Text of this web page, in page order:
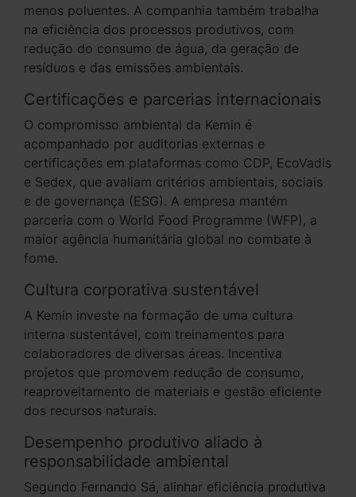
menos poluentes. A companhia também trabalha
na eficiência dos processos produtivos, com
redução do consumo de água, da geração de
resíduos e das emissões ambientais.
Certificações e parcerias internacionais
O compromisso ambiental da Kemin é
acompanhado por auditorias externas e
certificações em plataformas como CDP, EcoVadis
e Sedex, que avaliam critérios ambientais, sociais
e de governança (ESG). A empresa mantém
parceria com o World Food Programme (WFP), a
maior agência humanitária global no combate à
fome.
Cultura corporativa sustentável
A Kemin investe na formação de uma cultura
interna sustentável, com treinamentos para
colaboradores de diversas áreas. Incentiva
projetos que promovem redução de consumo,
reaproveitamento de materiais e gestão eficiente
dos recursos naturais.
Desempenho produtivo aliado à
responsabilidade ambiental
Segundo Fernando Sá, alinhar eficiência produtiva